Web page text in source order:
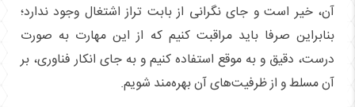
آن، خیر است و جای نگرانی از بابت تراز اشتغال وجود ندارد؛
بنابراین صرفا باید مراقبت کنیم که از این مهارت به صورت
درست، دقیق و به موقع استفاده کنیم و به جای انکار فناوری، بر
آن مسلط و از ظرفیت‌های آن بهره‌مند شویم.